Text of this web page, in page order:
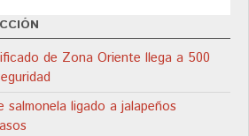
de Zona Oriente llega a 500
ligado a jalapeños